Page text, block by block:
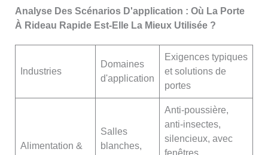
Analyse Des Scénarios D'application : Où La Porte
À Rideau Rapide Est-Elle La Mieux Utilisée ?
Industries
Domaines
d'application
Exigences typiques
et solutions de
portes
Alimentation &
Salles
blanches,
Anti-poussière,
anti-insectes,
silencieux, avec
fenêtres